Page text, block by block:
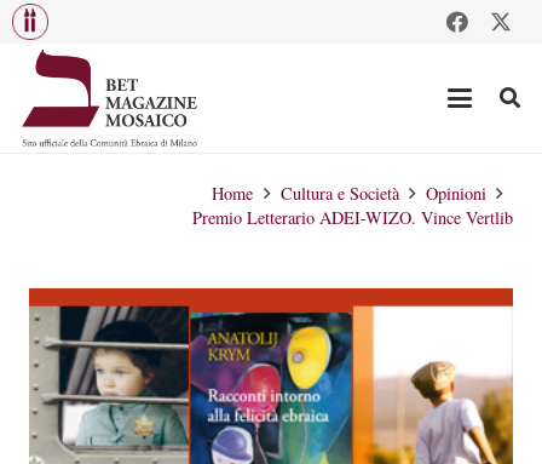
Home Cultura e Società
Opinioni
Premio Letterario ADEI-WIZO. Vince Vertlib